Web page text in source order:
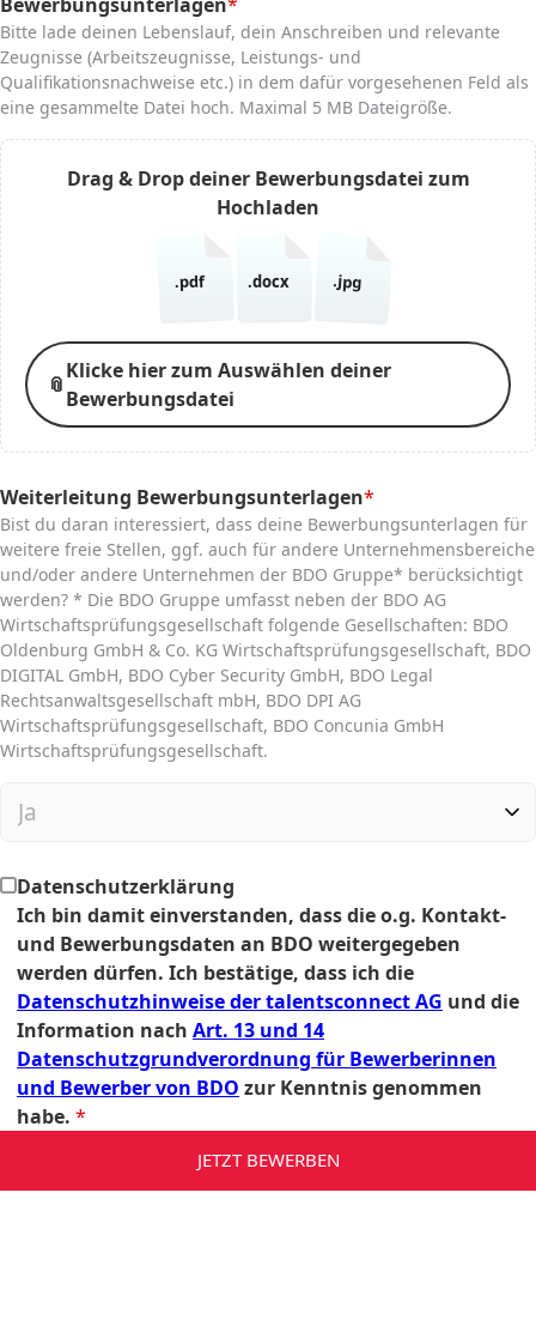
(required)
Bitte lade deinen Lebenslauf, dein Anschreiben und relevante
Zeugnisse (Arbeitszeugnisse, Leistungs- und
Qualifikationsnachweise etc.) in dem dafür vorgesehenen Feld als
eine gesammelte Datei hoch. Maximal 5 MB Dateigröße.
Drag & Drop deiner Bewerbungsdatei zum
Hochladen
.pdf .docx .jpg
📎
Klicke hier zum Auswählen deiner
Bewerbungsdatei
Weiterleitung Bewerbungsunterlagen*
(required)
Bist du daran interessiert, dass deine Bewerbungsunterlagen für
weitere freie Stellen, ggf. auch für andere Unternehmensbereiche
und/oder andere Unternehmen der BDO Gruppe* berücksichtigt
werden? * Die BDO Gruppe umfasst neben der BDO AG
Wirtschaftsprüfungsgesellschaft folgende Gesellschaften: BDO
Oldenburg GmbH & Co. KG Wirtschaftsprüfungsgesellschaft, BDO
DIGITAL GmbH, BDO Cyber Security GmbH, BDO Legal
Rechtsanwaltsgesellschaft mbH, BDO DPI AG
Wirtschaftsprüfungsgesellschaft, BDO Concunia GmbH
Wirtschaftsprüfungsgesellschaft.
Datenschutzerklärung
Ich bin damit einverstanden, dass die o.g. Kontakt-
und Bewerbungsdaten an BDO weitergegeben
werden dürfen. Ich bestätige, dass ich die
Datenschutzhinweise der talentsconnect AG und die
Information nach Art. 13 und 14
Datenschutzgrundverordnung für Bewerberinnen
und Bewerber von BDO zur Kenntnis genommen
habe. *
JETZT BEWERBEN